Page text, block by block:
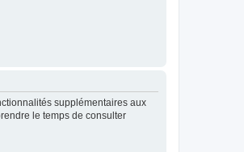
supplémentaires aux
le temps de consulter